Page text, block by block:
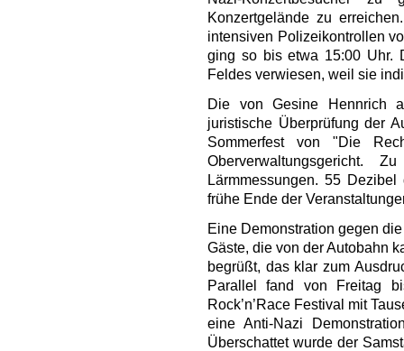
Konzertgelände zu
intensiven Polizeikontrollen
ging so bis etwa 15:00 Uhr.
Feldes verwiesen, weil sie
Die von Gesine Hennrich
juristische Überprüfung der
Sommerfest von "Die
Oberverwaltungsgericht.
Lärmmessungen. 55
frühe Ende der
Eine Demonstration gegen
Gäste, die von der Autobahn
begrüßt, das klar zum
Parallel fand von Freitag
Rock’n’Race Festival mit
eine Anti-Nazi
Überschattet wurde der